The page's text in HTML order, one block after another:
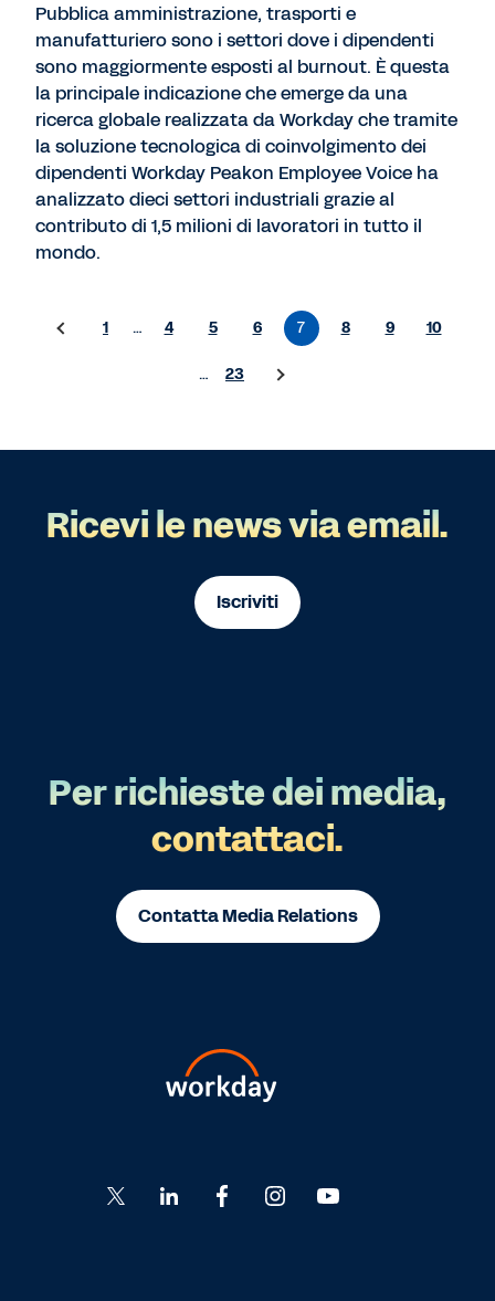
Pubblica amministrazione, trasporti e
manufatturiero sono i settori dove i dipendenti
sono maggiormente esposti al burnout. È questa
la principale indicazione che emerge da una
ricerca globale realizzata da Workday che tramite
la soluzione tecnologica di coinvolgimento dei
dipendenti Workday Peakon Employee Voice ha
analizzato dieci settori industriali grazie al
contributo di 1,5 milioni di lavoratori in tutto il
mondo.
1 … 4 5 6 7 8 9 10
… 23
Ricevi le news via email.
Iscriviti
Per richieste dei media,
contattaci.
Contatta Media Relations
Go
to
to
Go
to
Go
to
to